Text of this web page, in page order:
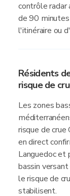
contrôle
de 90
l'itinéraire ou
Résidents
risque de
Les zones
risque de crue
en direct
Languedoc et
bassin
le risque de
stabilisent.